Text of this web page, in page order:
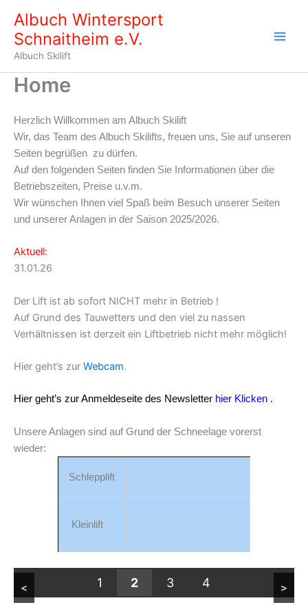
Inhalt
springen
Albuch Wintersport
Schnaitheim e.V.
Albuch Skilift
Home
Herzlich Willkommen am Albuch Skilift
Wir, das Team des Albuch Skilifts, freuen uns, Sie auf unseren
Seiten begrüßen zu dürfen.
Auf den folgenden Seiten finden Sie Informationen über die
Betriebszeiten, Preise u.v.m.
Wir wünschen Ihnen viel Spaß beim Besuch unserer Seiten
und unserer Anlagen in der Saison 2025/2026.
Aktuell:
31.01.26
Der Lift ist ab sofort NICHT mehr in Betrieb !
Auf Grund des Tauwetters und den viel zu nassen
Verhältnissen ist derzeit ein Liftbetrieb nicht mehr möglich!
Hier geht’s zur Webcam.
Hier geht’s zur Anmeldeseite des Newsletter hier Klicken .
Unsere Anlagen sind auf Grund der Schneelage vorerst
wieder:
Schlepplift
Kleinlift
< >
1 2 3 4